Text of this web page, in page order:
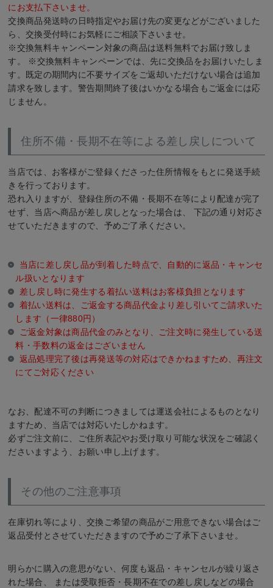
にお支払下さいませ。
交換商品発送時の日時指定やお届け先の変更などがございました
ら、交換受付時にお気軽にご相談下さいませ。
※交換無料キャンペーン対象の商品は送料無料でお届け致しま
す。 ※交換無料キャンペーンでは、先に交換品をお届けいたしま
す。既定の期間内に不要サイズをご返却いただけない場合は追加
請求を致します。警告期間終了後はいかなる場合もご返金には応
じません。
住所不備・長期不在等による差し戻しについて
当店では、お客様がご登録くださった住所情報をもとに発送手続
きを行っております。
恐れ入りますが、登録住所の不備・長期不在等により配達が完了
せず、当店へ商品が差し戻しとなった場合は、 下記の通り対応さ
せていただきますので、予めご了承ください。
当店に差し戻し品が到着した時点で、自動的に返品・キャンセ
ル扱いとなります
差し戻し時に発生する着払い送料はお客様負担となります
着払い送料は、ご返金する商品代金より差し引いてご請求いた
します（⼀律880円）
ご返金対象は商品代金のみとなり、ご注文時に発生している送
料・手数料の返金はございません
返品処理完了後は再発送等の対応はできかねますため、再注文
にてご対応ください
なお、配達不可の判断につきましては運送会社によるものとなり
ますため、当店では対応いたしかねます。
必ずご注文前に、ご住所表記やお受け取り可能な状況をご確認く
ださいますよう、お願い申し上げます。
その他のご注意事項
在庫切れ等により、交換ご希望の商品がご用意できない場合はご
返品受付とさせていただきますので予めご了承下さいませ。
明らかに購入の意思がない、何度も返品・キャンセルが繰り返さ
れた場合、 または受取拒否・長期不在での差し戻しなどの場合